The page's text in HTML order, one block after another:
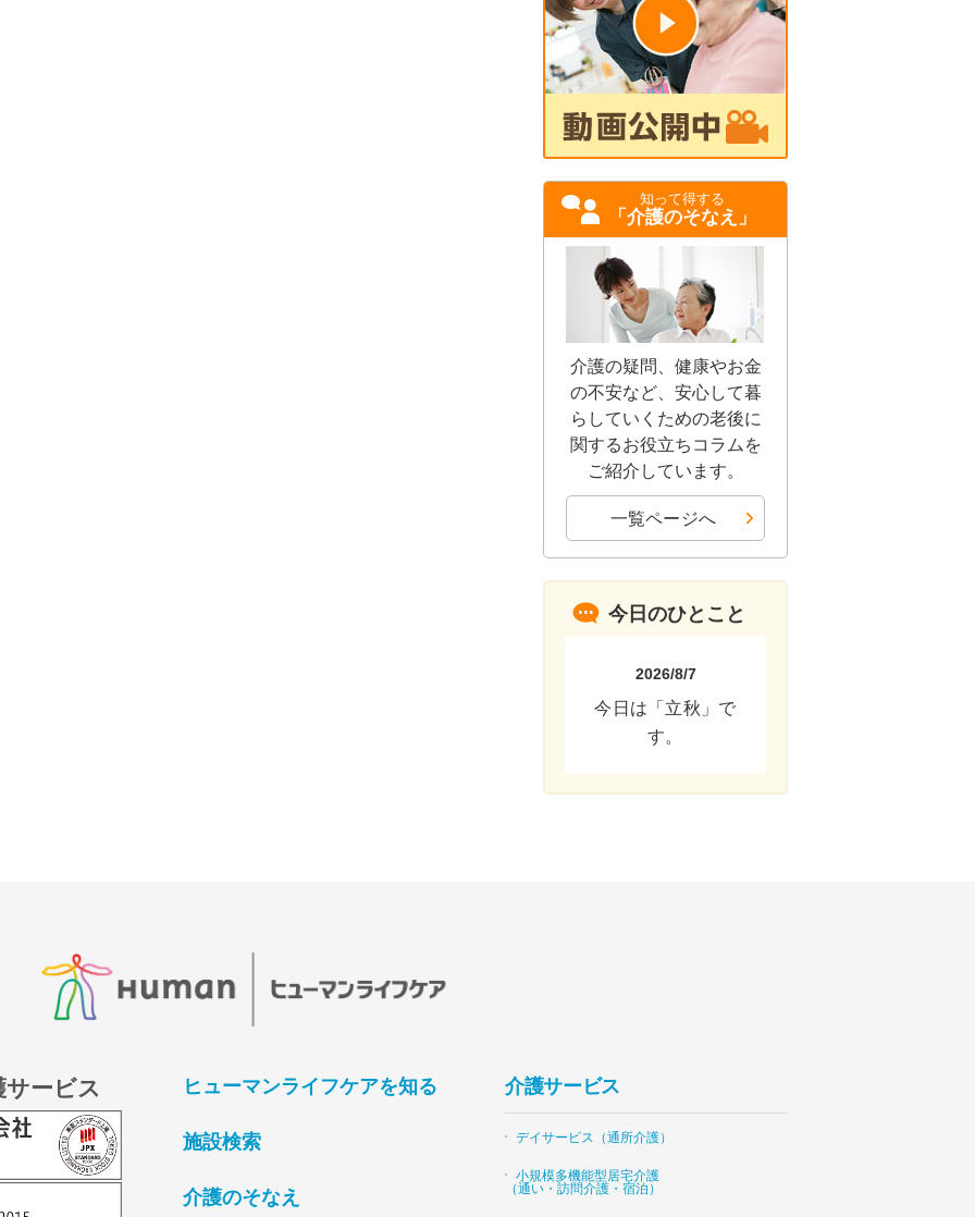
知って得する
「介護のそなえ」
介護の疑問、健康やお金
の不安など、安心して暮
らしていくための老後に
関するお役立ちコラムを
ご紹介しています。
一覧ページへ
今日のひとこと
2026/8/7
今日は「立秋」で
す。
ービス ヒューマンライフケアを知る
施設検索
介護のそなえ
介護サービス
デイサービス（通所介護）
小規模多機能型居宅介護
（通い・訪問介護・宿泊）